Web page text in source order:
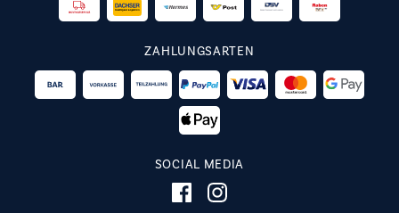
ZAHLUNGSARTEN
SOCIAL MEDIA